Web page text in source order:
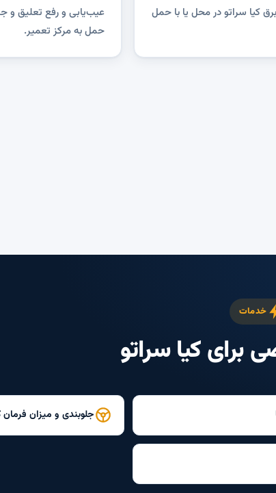
کیا سراتو در محل یا با حمل
عیب‌یابی و رفع تعلیق و
حمل به مرکز تعمیر.
خدمات
کیا سراتو
جلوبندی و میزان فرمان